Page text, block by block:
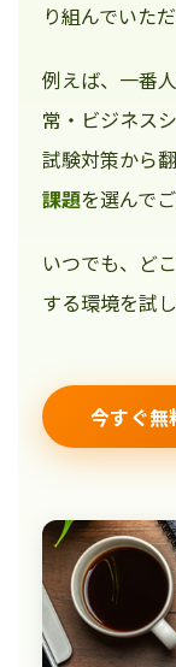
り組んでいた
例えば、一番
常・ビジネス
試験対策から
課題を選んで
いつでも、ど
する環境を試
今すぐ無